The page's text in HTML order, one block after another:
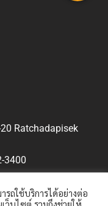
Ratchadapisek
3400
รถใช้บริการได้อย่างต่อ